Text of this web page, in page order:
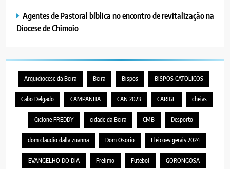
Agentes de Pastoral bíblica no encontro de revitalização na
Diocese de Chimoio
Arquidiocese da Beira Beira Bispos BISPOS CATOLICOS
Cabo Delgado CAMPANHA CAN 2023 CARIGE cheias
Ciclone FREDDY cidade da Beira CMB Desporto
dom claudio dalla zuanna Dom Osorio Eleicoes gerais 2024
EVANGELHO DO DIA Frelimo Futebol GORONGOSA